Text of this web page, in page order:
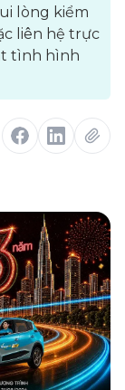
lòng kiểm
liên hệ trực
tình hình